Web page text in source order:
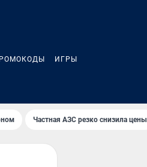
ИГРЫ
Частная АЗС резко снизила цены